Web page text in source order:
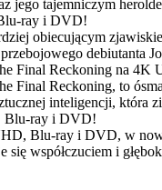
jego tajemniczym
ray i DVD!
obiecującym
debiutanta
Final Reckoning na
Final Reckoning, to
inteligencji, która
Blu-ray i DVD!
Blu-ray i DVD, w
się współczuciem i